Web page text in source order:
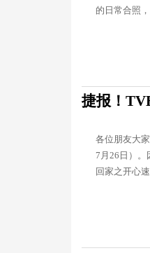
的日常合照
捷报！
各位朋友大
7月26日）
回家之开心